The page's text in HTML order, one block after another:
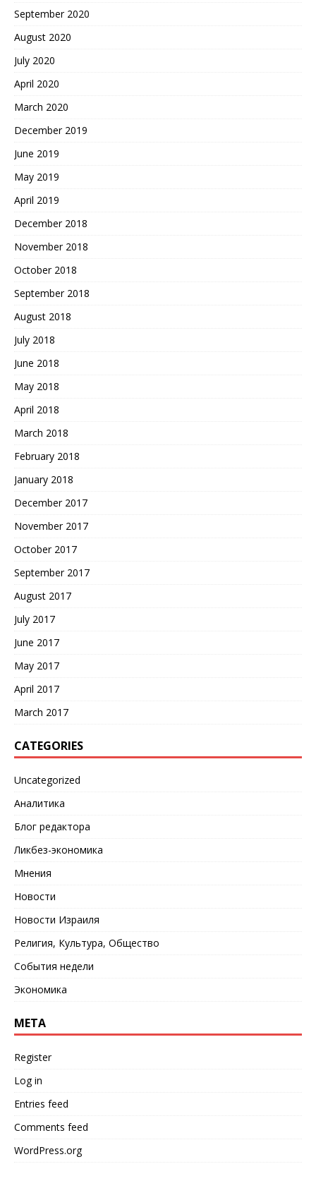
September 2020
August 2020
July 2020
April 2020
March 2020
December 2019
June 2019
May 2019
April 2019
December 2018
November 2018
October 2018
September 2018
August 2018
July 2018
June 2018
May 2018
April 2018
March 2018
February 2018
January 2018
December 2017
November 2017
October 2017
September 2017
August 2017
July 2017
June 2017
May 2017
April 2017
March 2017
CATEGORIES
Uncategorized
Аналитика
Блог редактора
Ликбез-экономика
Мнения
Новости
Новости Израиля
Религия, Культура, Общество
События недели
Экономика
META
Register
Log in
Entries feed
Comments feed
WordPress.org